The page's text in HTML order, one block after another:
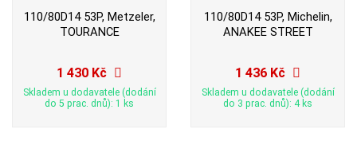
110/80D14 53P, Metzeler,
TOURANCE
1 430 Kč
Skladem u dodavatele (dodání
do 5 prac. dnů): 1 ks
110/80D14 53P, Michelin,
ANAKEE STREET
1 436 Kč
Skladem u dodavatele (dodání
do 3 prac. dnů): 4 ks